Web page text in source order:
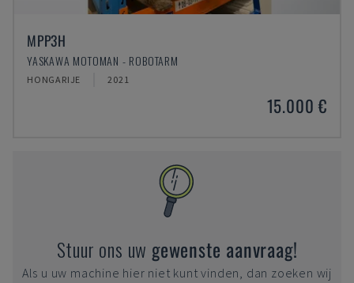
MPP3H
YASKAWA MOTOMAN - ROBOTARM
HONGARIJE 2021
15.000 €
Stuur ons uw gewenste aanvraag!
Als u uw machine hier niet kunt vinden, dan zoeken wij